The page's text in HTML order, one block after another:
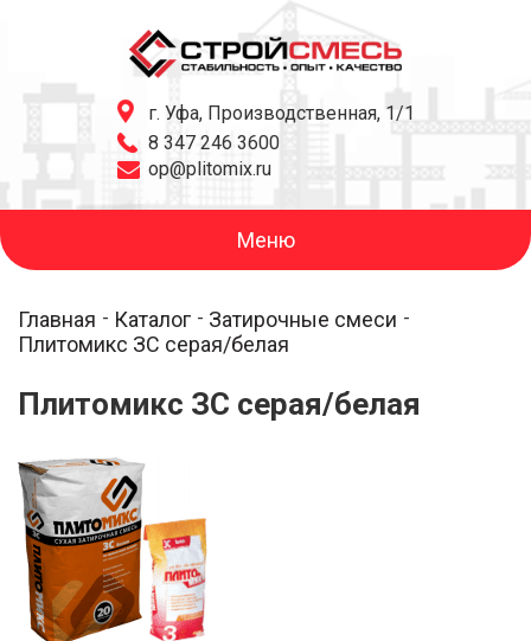
г. Уфа, Производственная, 1/1
8 347 246 3600
op@plitomix.ru
Меню
Главная Каталог
Затирочные смеси
Плитомикс ЗС серая/белая
Плитомикс ЗС серая/белая